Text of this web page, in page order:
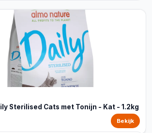
Sterilised Cats met Tonijn - Kat - 1.2kg
Bekijk